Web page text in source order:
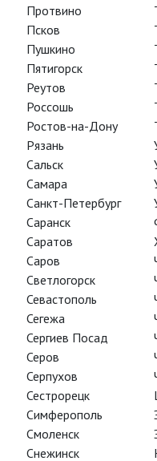
TheatreHD Опера
TheatreHD Балет в
АРТ-ЛЕКТОРИЙ В
Протвино
Псков
Пушкино
Пятигорск
Реутов
Россошь
Ростов-на-Дону
Рязань
Сальск
Самара
Санкт-Петербург
Саранск
Саратов
Саров
Светлогорск
Севастополь
Сегежа
Сергиев Посад
Серов
Серпухов
Сестрорецк
Симферополь
Смоленск
Снежинск